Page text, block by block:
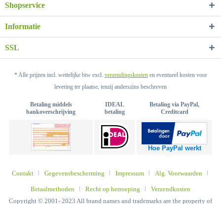
Shopservice
Informatie
SSL
* Alle prijzen incl. wettelijke btw excl. verzendingskostenen eventueel kosten voor
levering ter plaatse, tenzij anderszins beschreven
Betaling middels
bankoverschrijving
IDEAL
betaling
Betaling via PayPal,
Creditcard
Hoe PayPal werkt
Contakt Gegevensbescherming Impressum Alg. Voorwaarden
Betaalmethoden Recht op herroeping
Verzendkosten
Copyright © 2001- 2023 All brand names and trademarks are the property of